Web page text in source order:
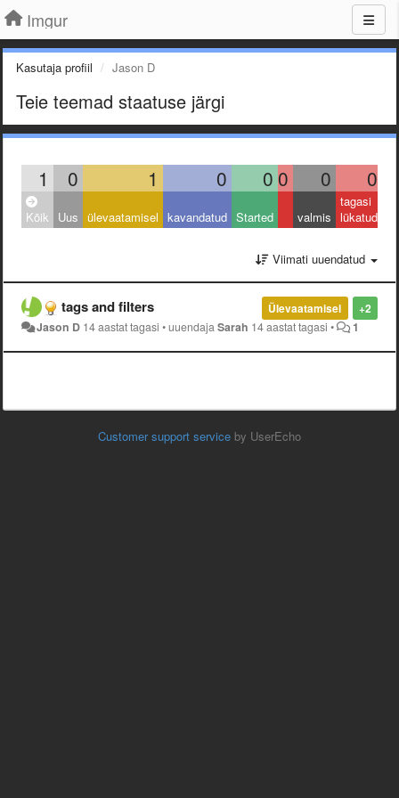
Imgur
Kasutaja profiil Jason D
Teie teemad staatuse järgi
1 0 1 0 0 0 0 0
Kõik Uus ülevaatamisel kavandatud Started valmis
tagasi
lükatud
Viimati uuendatud
+2
Ülevaatamisel
tags and filters
Jason D 14 aastat tagasi •uuendajaSarah 14 aastat tagasi • 1
Customer support service by UserEcho